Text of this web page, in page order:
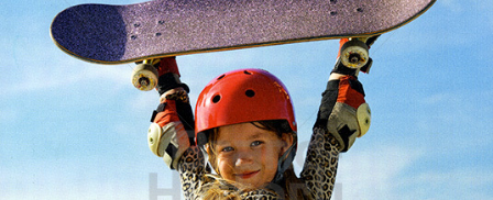
Wiener Städtische Versicherung